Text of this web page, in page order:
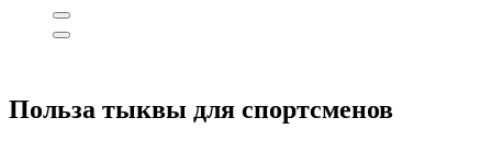
Польза тыквы для спортсменов